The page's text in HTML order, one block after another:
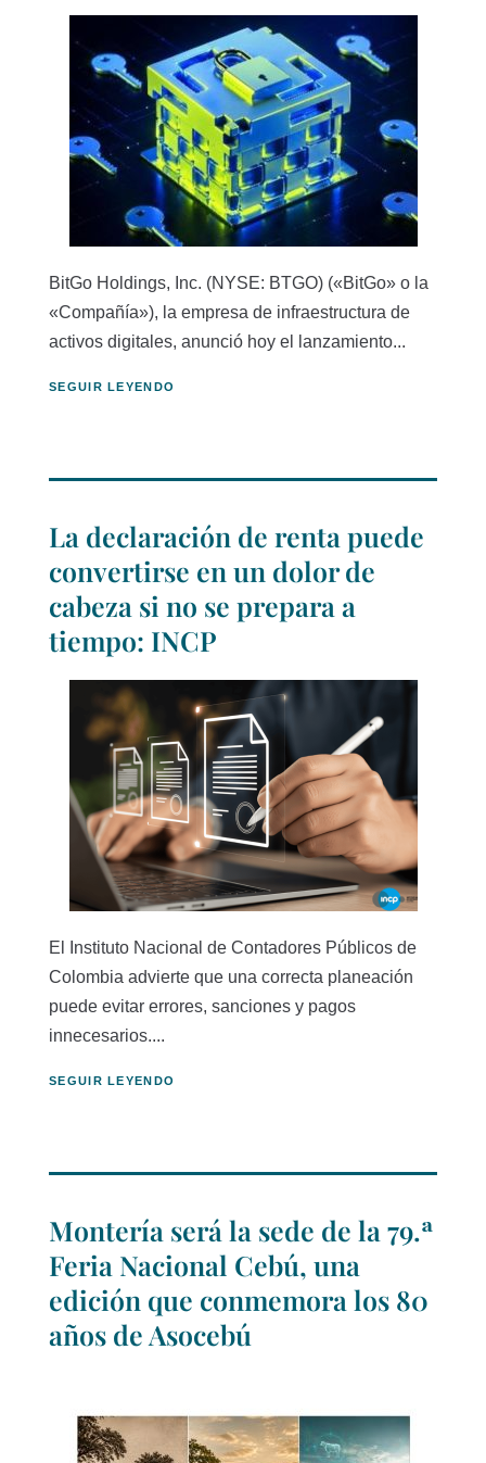
BitGo Holdings, Inc. (NYSE: BTGO) («BitGo» o la
«Compañía»), la empresa de infraestructura de
activos digitales, anunció hoy el lanzamiento...
SEGUIR LEYENDO
La declaración de renta puede
convertirse en un dolor de
cabeza si no se prepara a
tiempo: INCP
El Instituto Nacional de Contadores Públicos de
Colombia advierte que una correcta planeación
puede evitar errores, sanciones y pagos
innecesarios....
SEGUIR LEYENDO
Montería será la sede de la 79.ª
Feria Nacional Cebú, una
edición que conmemora los 80
años de Asocebú